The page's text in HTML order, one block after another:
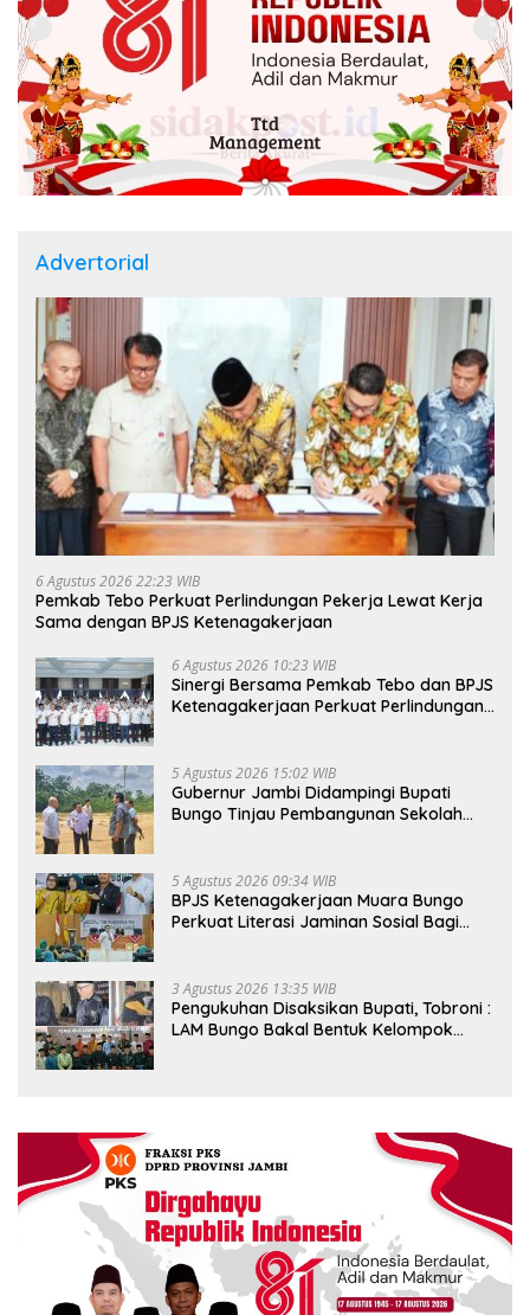
Advertorial
6 Agustus 2026 22:23 WIB
Pemkab Tebo Perkuat Perlindungan Pekerja Lewat Kerja
Sama dengan BPJS Ketenagakerjaan
6 Agustus 2026 10:23 WIB
Sinergi Bersama Pemkab Tebo dan BPJS
Ketenagakerjaan Perkuat Perlindungan
5 Agustus 2026 15:02 WIB
Gubernur Jambi Didampingi Bupati
Bungo Tinjau Pembangunan Sekolah
5 Agustus 2026 09:34 WIB
BPJS Ketenagakerjaan Muara Bungo
Perkuat Literasi Jaminan Sosial Bagi
3 Agustus 2026 13:35 WIB
Pengukuhan Disaksikan Bupati, Tobroni :
LAM Bungo Bakal Bentuk Kelompok